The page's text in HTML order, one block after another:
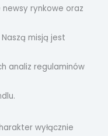
rynkowe oraz
misją jest
analiz regulaminów
wyłącznie